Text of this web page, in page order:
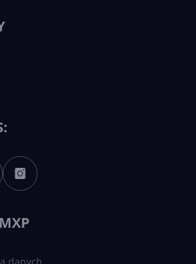
Sztuczna inteligencja po
polsku. Dość barier